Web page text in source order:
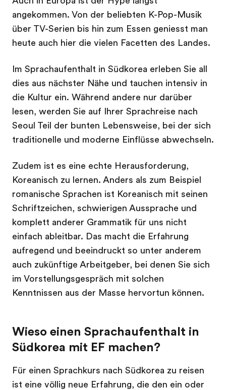
angekommen. Von der beliebten K-Pop-Musik
über TV-Serien bis hin zum Essen geniesst man
heute auch hier die vielen Facetten des Landes.
Im Sprachaufenthalt in Südkorea erleben Sie all
dies aus nächster Nähe und tauchen intensiv in
die Kultur ein. Während andere nur darüber
lesen, werden Sie auf Ihrer Sprachreise nach
Seoul Teil der bunten Lebensweise, bei der sich
traditionelle und moderne Einflüsse abwechseln.
Zudem ist es eine echte Herausforderung,
Koreanisch zu lernen. Anders als zum Beispiel
romanische Sprachen ist Koreanisch mit seinen
Schriftzeichen, schwierigen Aussprache und
komplett anderer Grammatik für uns nicht
einfach ableitbar. Das macht die Erfahrung
aufregend und beeindruckt so unter anderem
auch zukünftige Arbeitgeber, bei denen Sie sich
im Vorstellungsgespräch mit solchen
Kenntnissen aus der Masse hervortun können.
Wieso einen Sprachaufenthalt in
Südkorea mit EF machen?
Für einen Sprachkurs nach Südkorea zu reisen
ist eine völlig neue Erfahrung, die den ein oder